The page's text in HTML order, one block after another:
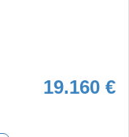
19.160 €